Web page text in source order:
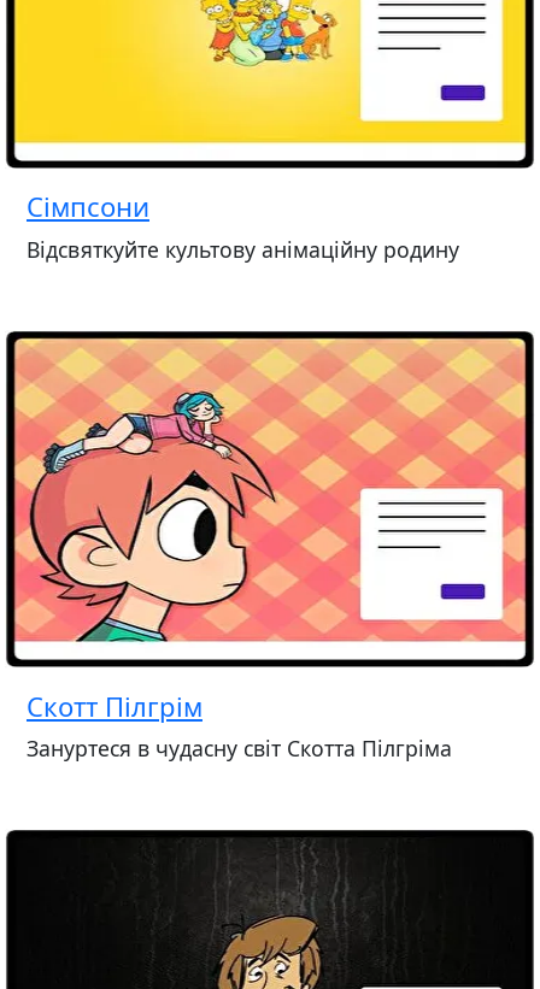
Сімпсони
Відсвяткуйте культову анімаційну родину
Скотт Пілгрім
Зануртеся в чудасну світ Скотта Пілгріма